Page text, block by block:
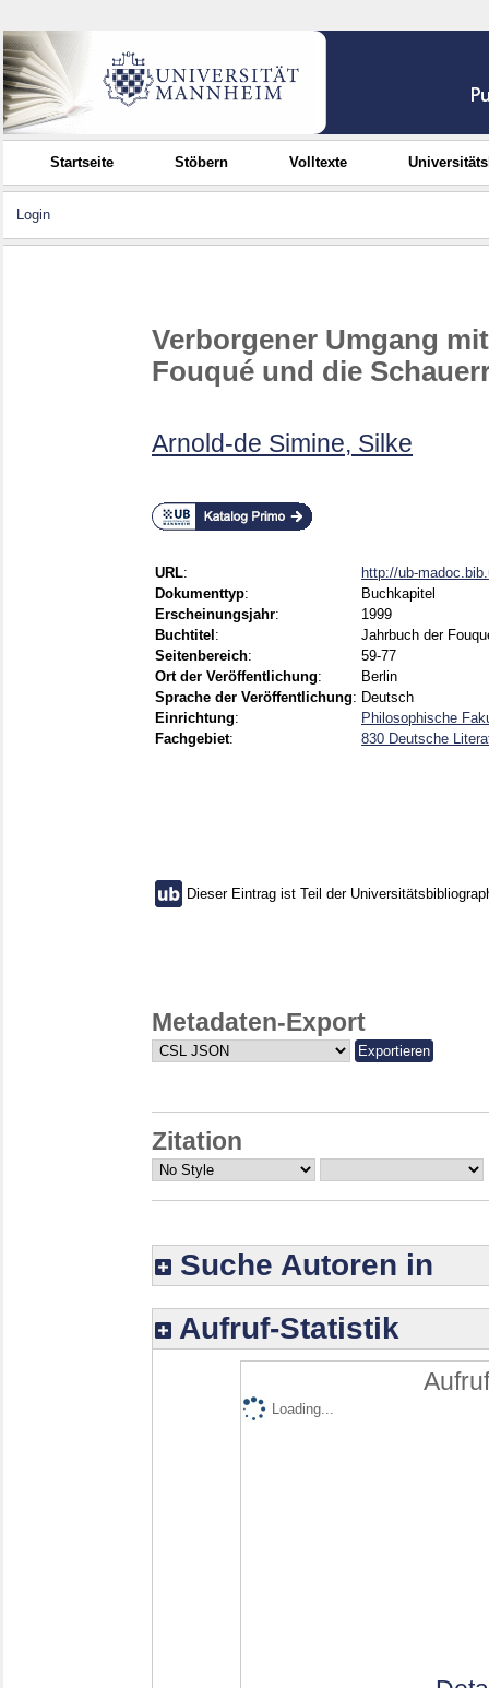
Startseite Stöbern Volltexte
Login
Verborgener Umgang
Fouqué und die
Arnold-de Simine, Silke
URL:
http://ub-
Dokumenttyp:
Buchkapitel
Erscheinungsjahr:
1999
Buchtitel :
Jahrbuch der
Seitenbereich:
59-77
Ort der Veröffentlichung:
Berlin
Sprache der Veröffentlichung: Deutsch
Einrichtung:
Philosophische
Fachgebiet: 830 Deutsche
Dieser Eintrag ist Teil der
Metadaten-Export
Zitation
Suche Autoren in
Aufruf-Statistik
Loading...